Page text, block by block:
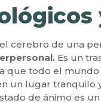
cerebro de una
Es un
que todo el
un lugar tranquilo
de ánimo es